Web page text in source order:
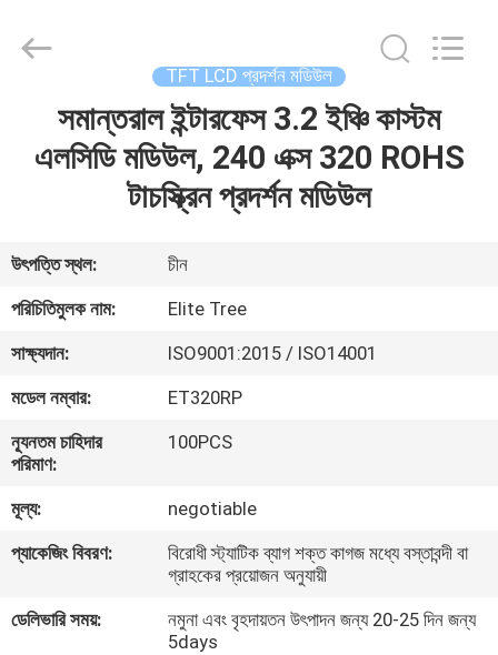
ভিডিও
সম্পর্কে
কারখানা
মান
Technology.
TFT LCD প্রদর্শন মডিউল
সমান্তরাল ইন্টারফেস 3.2 ইঞ্চি কাস্টম
এলসিডি মডিউল, 240 এক্স 320 ROHS
টাচস্ক্রিন প্রদর্শন মডিউল
উৎপত্তি স্থল:
চীন
পরিচিতিমুলক নাম:
Elite Tree
সাক্ষ্যদান:
ISO9001:2015 / ISO14001
মডেল নম্বার:
ET320RP
ন্যূনতম চাহিদার
পরিমাণ:
100PCS
মূল্য:
negotiable
প্যাকেজিং বিবরণ:
বিরোধী স্ট্যাটিক ব্যাগ শক্ত কাগজ মধ্যে বস্তাবন্দী বা
গ্রাহকের প্রয়োজন অনুযায়ী
ডেলিভারি সময়:
নমুনা এবং বৃহদায়তন উৎপাদন জন্য 20-25 দিন জন্য
5days